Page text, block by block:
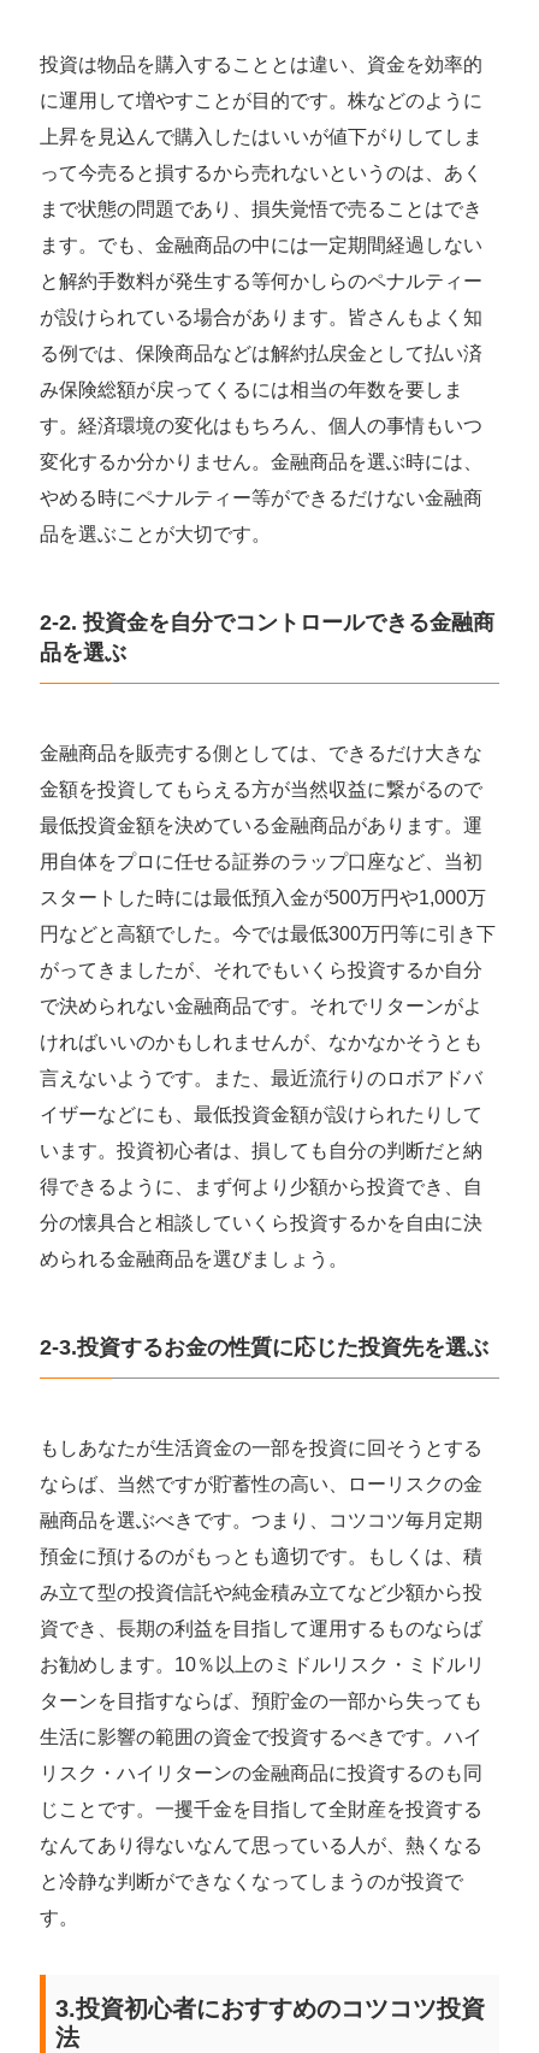
投資は物品を購入することとは違い、資金を効率的
に運用して増やすことが目的です。株などのように
上昇を見込んで購入したはいいが値下がりしてしま
って今売ると損するから売れないというのは、あく
まで状態の問題であり、損失覚悟で売ることはでき
ます。でも、金融商品の中には一定期間経過しない
と解約手数料が発生する等何かしらのペナルティー
が設けられている場合があります。皆さんもよく知
る例では、保険商品などは解約払戻金として払い済
み保険総額が戻ってくるには相当の年数を要しま
す。経済環境の変化はもちろん、個人の事情もいつ
変化するか分かりません。金融商品を選ぶ時には、
やめる時にペナルティー等ができるだけない金融商
品を選ぶことが大切です。
2-2. 投資金を自分でコントロールできる金融商
品を選ぶ
金融商品を販売する側としては、できるだけ大きな
金額を投資してもらえる方が当然収益に繋がるので
最低投資金額を決めている金融商品があります。運
用自体をプロに任せる証券のラップ口座など、当初
スタートした時には最低預入金が500万円や1,000万
円などと高額でした。今では最低300万円等に引き下
がってきましたが、それでもいくら投資するか自分
で決められない金融商品です。それでリターンがよ
ければいいのかもしれませんが、なかなかそうとも
言えないようです。また、最近流行りのロボアドバ
イザーなどにも、最低投資金額が設けられたりして
います。投資初心者は、損しても自分の判断だと納
得できるように、まず何より少額から投資でき、自
分の懐具合と相談していくら投資するかを自由に決
められる金融商品を選びましょう。
2-3.投資するお金の性質に応じた投資先を選ぶ
もしあなたが生活資金の一部を投資に回そうとする
ならば、当然ですが貯蓄性の高い、ローリスクの金
融商品を選ぶべきです。つまり、コツコツ毎月定期
預金に預けるのがもっとも適切です。もしくは、積
み立て型の投資信託や純金積み立てなど少額から投
資でき、長期の利益を目指して運用するものならば
お勧めします。10％以上のミドルリスク・ミドルリ
ターンを目指すならば、預貯金の一部から失っても
生活に影響の範囲の資金で投資するべきです。ハイ
リスク・ハイリターンの金融商品に投資するのも同
じことです。一攫千金を目指して全財産を投資する
なんてあり得ないなんて思っている人が、熱くなる
と冷静な判断ができなくなってしまうのが投資で
す。
3.投資初心者におすすめのコツコツ投資
法